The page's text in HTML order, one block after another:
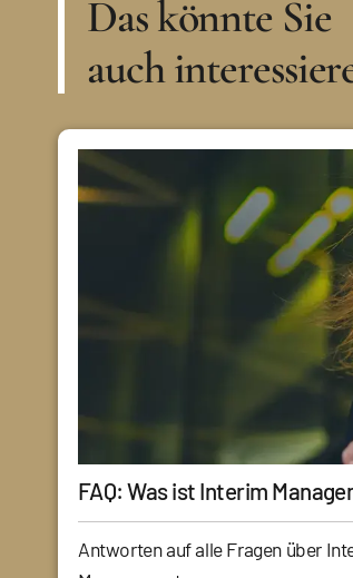
Das könnte Sie
auch
FAQ: Was ist Interim
Antworten auf alle Fragen über